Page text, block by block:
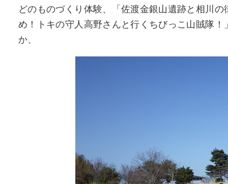
どのものづくり体験、「佐渡金銀山遺跡と相川
め！トキの守人高野さんと行くちびっこ山賊隊
か、